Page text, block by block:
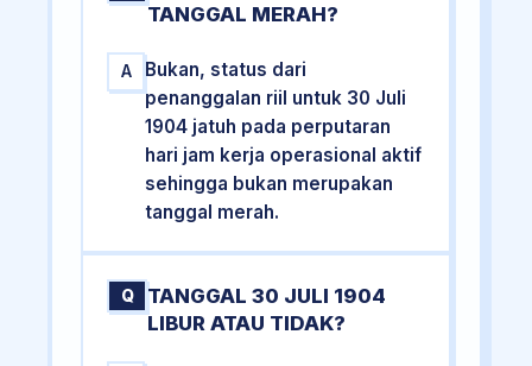
TANGGAL MERAH?
A
Bukan, status dari
penanggalan riil untuk 30 Juli
1904 jatuh pada perputaran
hari jam kerja operasional aktif
sehingga bukan merupakan
tanggal merah.
Q
TANGGAL 30 JULI 1904
LIBUR ATAU TIDAK?